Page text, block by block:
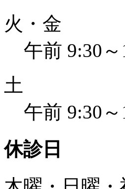
火・金
午前 9:30
土
午前 9:30
休診日